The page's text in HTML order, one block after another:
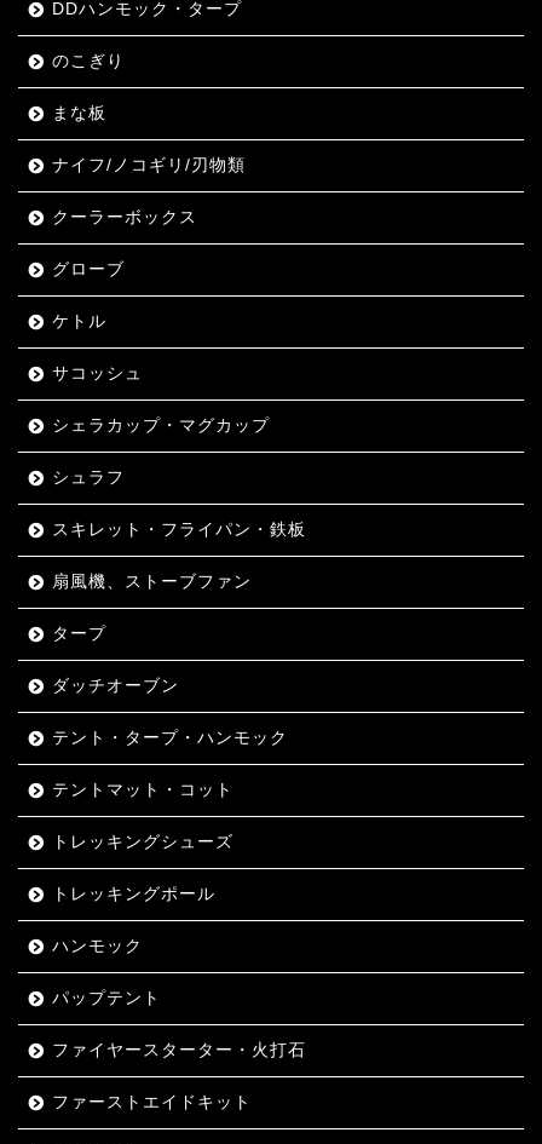
DDハンモック・タープ
のこぎり
まな板
ナイフ/ノコギリ/刃物類
クーラーボックス
グローブ
ケトル
サコッシュ
シェラカップ・マグカップ
シュラフ
スキレット・フライパン・鉄板
扇風機、ストーブファン
タープ
ダッチオーブン
テント・タープ・ハンモック
テントマット・コット
トレッキングシューズ
トレッキングポール
ハンモック
パップテント
ファイヤースターター・火打石
ファーストエイドキット